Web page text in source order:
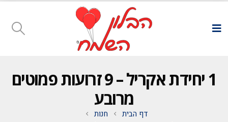
1 יחידת אקריל – 9 זרועות פמוטים
מרובע
דף הבית
חנות